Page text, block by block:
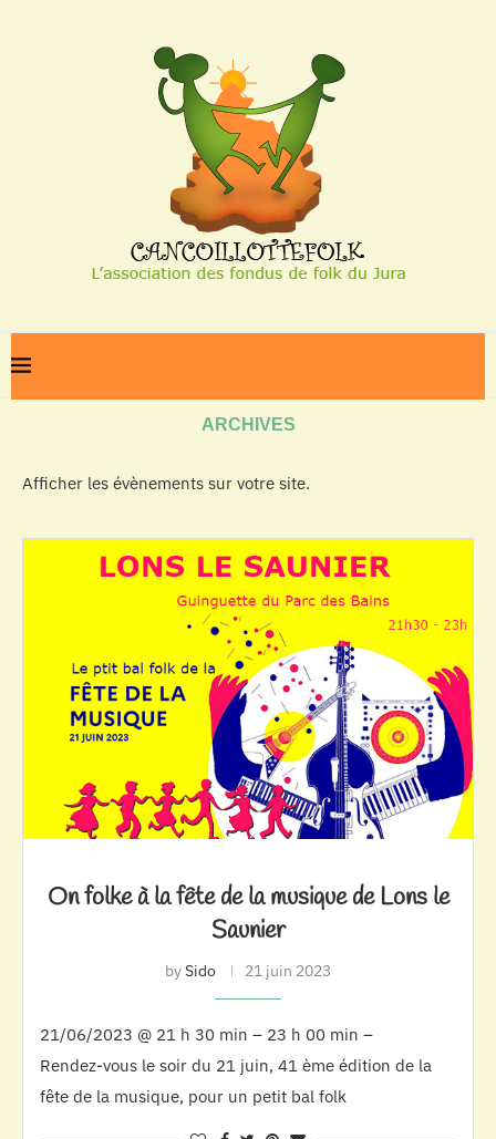
ARCHIVES
Afficher les évènements sur votre site.
On folke à la fête de la musique de Lons le
Saunier
bySido 21 juin 2023
21/06/2023 @ 21 h 30 min – 23 h 00 min –
Rendez-vous le soir du 21 juin, 41 ème édition de la
fête de la musique, pour un petit bal folk